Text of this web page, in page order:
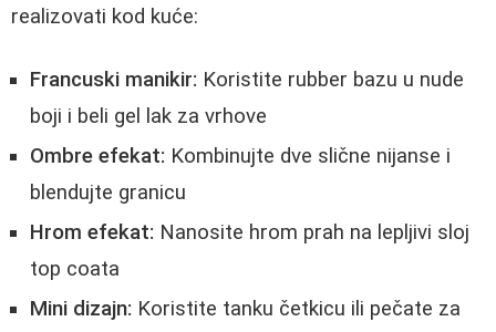
realizovati kod kuće:
Francuski manikir: Koristite rubber bazu u nude
boji i beli gel lak za vrhove
Ombre efekat: Kombinujte dve slične nijanse i
blendujte granicu
Hrom efekat: Nanosite hrom prah na lepljivi sloj
top coata
Mini dizajn: Koristite tanku četkicu ili pečate za